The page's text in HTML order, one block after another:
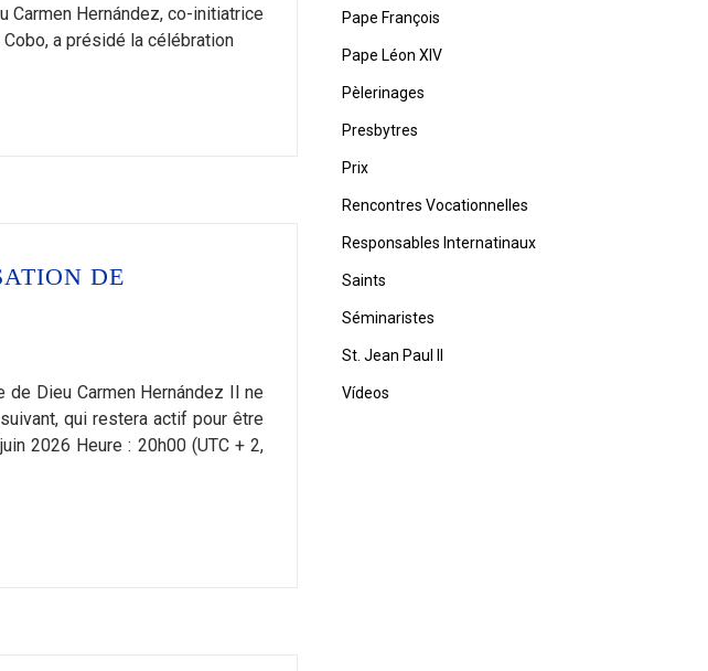
Carmen Hernández, co-initiatrice
a présidé la célébration
DE
Dieu Carmen Hernández Il ne
qui restera actif pour être
2026 Heure : 20h00 (UTC + 2,
Pape François
Pape Léon XIV
Pèlerinages
Presbytres
Prix
Rencontres Vocationnelles
Responsables Internatinaux
Saints
Séminaristes
St. Jean Paul II
Vídeos